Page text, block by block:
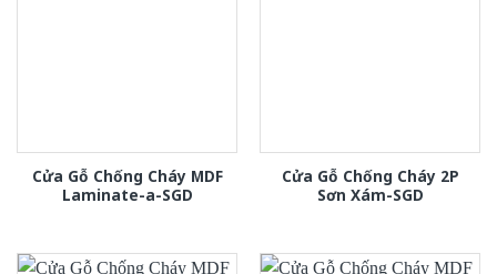
Cửa Gỗ Chống Cháy MDF
Laminate-a-SGD
Cửa Gỗ Chống Cháy 2P
Sơn Xám-SGD